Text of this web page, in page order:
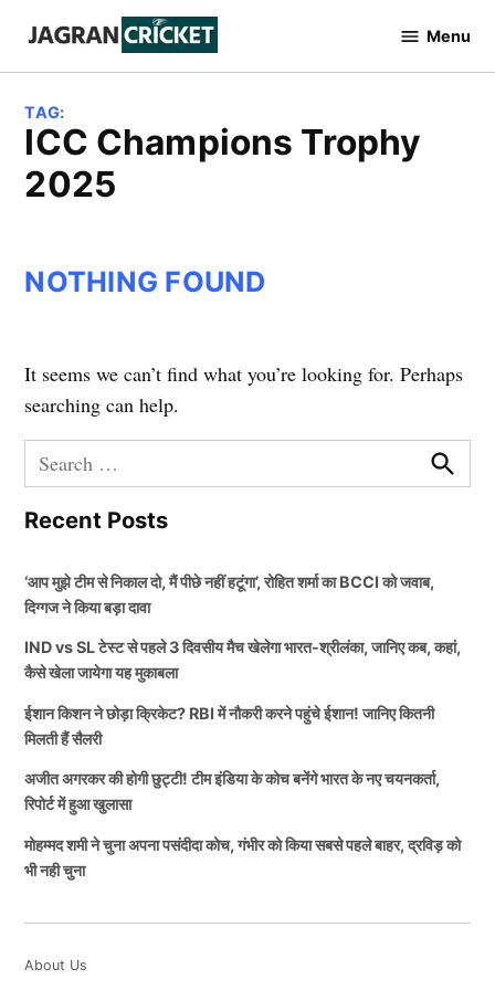
content
Cricket
Menu
TAG:
ICC Champions Trophy
2025
NOTHING FOUND
It seems we can’t find what you’re looking for. Perhaps
searching can help.
Search
for:
Search
Recent Posts
‘आप मुझे टीम से निकाल दो, मैं पीछे नहीं हटूंगा’, रोहित शर्मा का BCCI को जवाब,
दिग्गज ने किया बड़ा दावा
IND vs SL टेस्ट से पहले 3 दिवसीय मैच खेलेगा भारत-श्रीलंका, जानिए कब, कहां,
कैसे खेला जायेगा यह मुकाबला
ईशान किशन ने छोड़ा क्रिकेट? RBI में नौकरी करने पहुंचे ईशान! जानिए कितनी
मिलती हैं सैलरी
अजीत अगरकर की होगी छुट्टी! टीम इंडिया के कोच बनेंगे भारत के नए चयनकर्ता,
रिपोर्ट में हुआ खुलासा
मोहम्मद शमी ने चुना अपना पसंदीदा कोच, गंभीर को किया सबसे पहले बाहर, द्रविड़ को
भी नही चुना
About Us